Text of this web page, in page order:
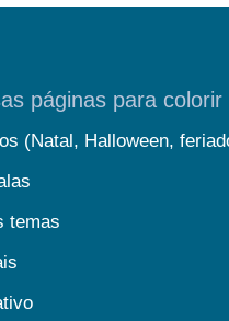
páginas para colorir
(Natal, Halloween,
temas